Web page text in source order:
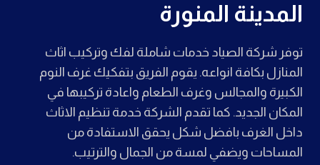
المدينة المنورة
توفر شركة الصياد خدمات شاملة لفك وتركيب اثاث
المنازل بكافة انواعه. يقوم الفريق بتفكيك غرف النوم
الكبيرة والمجالس وغرف الطعام واعادة تركيبها في
المكان الجديد. كما تقدم الشركة خدمة تنظيم الاثاث
داخل الغرف بافضل شكل يحقق الاستفادة من
المساحات ويضفي لمسة من الجمال والترتيب.